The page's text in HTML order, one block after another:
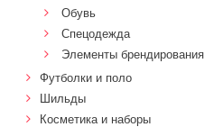
Обувь
Спецодежда
Элементы брендирования
Футболки и поло
Шильды
Косметика и наборы